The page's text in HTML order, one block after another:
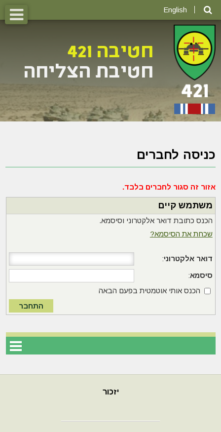
English
כניסה לחברים
אזור זה סגור לחברים בלבד.
משתמש קיים
הכנס כתובת דואר אלקטרוני וסיסמא.
שכחת את הסיסמא?
דואר אלקטרוני:
סיסמא:
הכנס אותי אוטמטית בפעם הבאה
יזכור